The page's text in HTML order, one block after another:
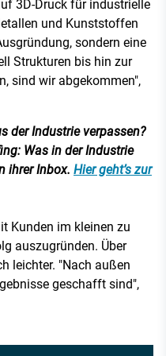
3D-Druck für industrielle
und Kunststoffen
sondern eine
Strukturen bis hin zur
sind wir abgekommen",
der Industrie verpassen?
Was in der Industrie
ihrer Inbox. Hier geht’s zur
Kunden im kleinen zu
auszugründen. Über
leichter. "Nach außen
geschafft sind",